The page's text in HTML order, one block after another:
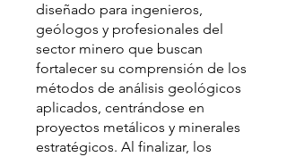
diseñado para ingenieros,
geólogos y profesionales del
sector minero que buscan
fortalecer su comprensión de los
métodos de análisis geológicos
aplicados, centrándose en
proyectos metálicos y minerales
estratégicos. Al finalizar, los